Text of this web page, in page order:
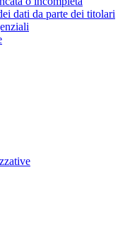
dati da parte dei titolari